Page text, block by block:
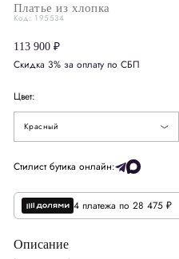
Платье из хлопка
Код: 195534
113 900 ₽
Скидка 3% за оплату по СБП
Цвет:
Красный
Стилист бутика онлайн:
4 платежа по 28 475 ₽
Описание